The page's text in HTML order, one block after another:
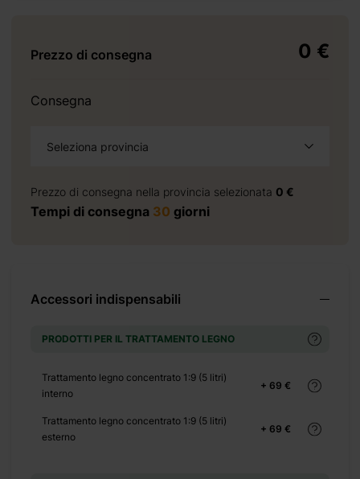
Prezzo di consegna 0 €
Consegna
Seleziona provincia
Prezzo di consegna nella provincia selezionata 0 €
Tempi di consegna 30 giorni
Accessori indispensabili
PRODOTTI PER IL TRATTAMENTO LEGNO
+ 69 €
Trattamento legno concentrato 1:9 (5 litri)
interno
+ 69 €
Trattamento legno concentrato 1:9 (5 litri)
esterno
+ 0 €
+ 0 €
150 €
+ 0 €